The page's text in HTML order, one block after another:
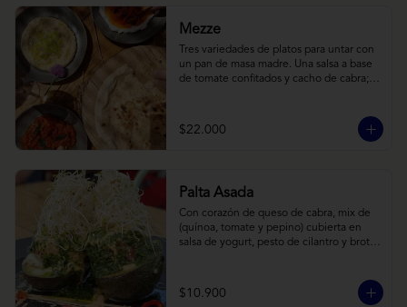
Mezze
Tres variedades de platos para untar con
un pan de masa madre. Una salsa a base
de tomate confitados y cacho de cabra;
cebollas horneadas largamente, con
toques de aceite asiático sobre cama de
$22.000
Palta Asada
Con corazón de queso de cabra, mix de
(quínoa, tomate y pepino) cubierta en
salsa de yogurt, pesto de cilantro y brotes
$10.900